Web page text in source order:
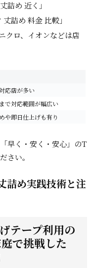
詰め 近く」
詰め 料金 比較」
クロ、イオンなどは店
応店が多い
で対応範囲が幅広い
や即日仕上げも有り
早く・安く・安心」のT
さい。
詰め実践技術と注
テープ利用の
で挑戦した